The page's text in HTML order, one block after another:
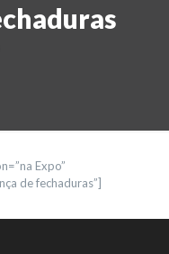
Expo”
de fechaduras”]